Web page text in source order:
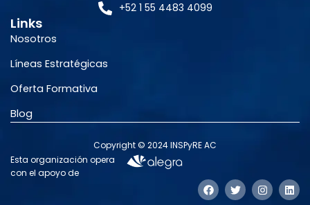
+52 1 55 4483 4099
Links
Nosotros
Líneas Estratégicas
Oferta Formativa
Blog
Copyright © 2024 INSPyRE AC
Esta organización opera
con el apoyo de
F
a
T
w
I
n
L
i